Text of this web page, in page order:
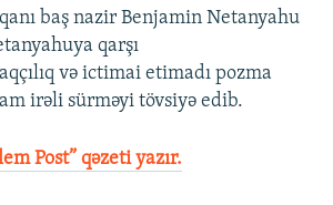
baş nazir Benjamin Netanyahu
qarşı
və ictimai etimadı pozma
irəli sürməyi tövsiyə edib.
Post” qəzeti yazır.